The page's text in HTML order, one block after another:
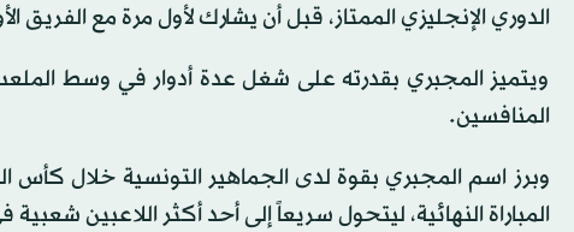
الدوري الإنجليزي الممتاز، قبل أن يشارك لأول مرة مع الفريق
ويتميز المجبري بقدرته على شغل عدة أدوار في وسط
المنافسين.
المباراة النهائية، ليتحول سريعاً إلى أحد أكثر اللاعبين شعبية